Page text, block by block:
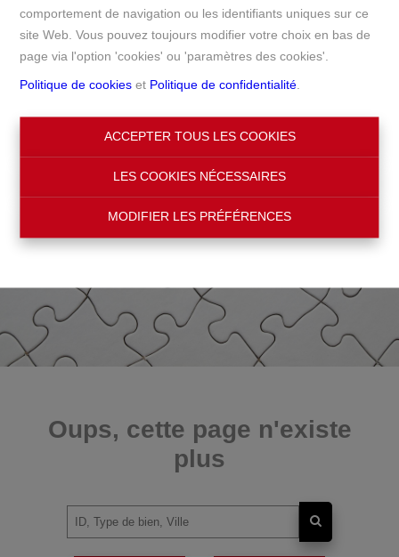
comportement de navigation ou les identifiants uniques sur ce
site Web. Vous pouvez toujours modifier votre choix en bas de
page via l'option 'cookies' ou 'paramètres des cookies'.
Politique de cookies et Politique de confidentialité
ACCEPTER TOUS LES COOKIES
LES COOKIES NÉCESSAIRES
MODIFIER LES PRÉFÉRENCES
Accueil
Oups, cette page n'existe
plus